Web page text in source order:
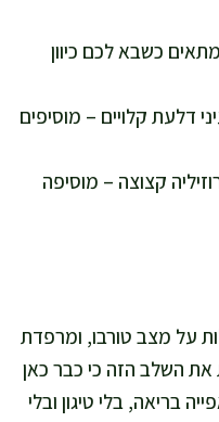
– מתאים כשבא לכם כיוון
15 גרם גרעיני דלעת קלויים – מוסיפים
10 גרם פטרוזיליה קצוצה – מוסיפה
תנור ל-200 מעלות על מצב טורבו, ומרפדת
את השלב הזה כי כבר כאן
בריאה, בלי טיגון ובלי